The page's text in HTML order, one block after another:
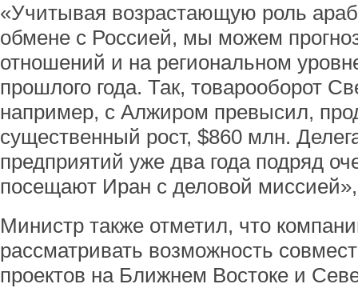
«Учитывая возрастающую роль
обмене с Россией, мы можем
отношений и на региональном
прошлого года. Так, товарооборот
например, с Алжиром превысил,
существенный рост, $860 млн.
предприятий уже два года подряд
посещают Иран с деловой
Министр также отметил, что
рассматривать возможность
проектов на Ближнем Востоке и